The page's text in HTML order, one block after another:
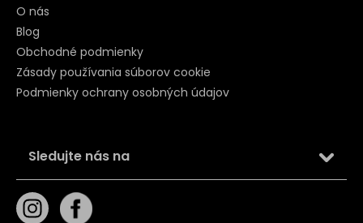
O nás
Blog
Obchodné podmienky
Zásady používania súborov cookie
Podmienky ochrany osobných údajov
Sledujte nás na